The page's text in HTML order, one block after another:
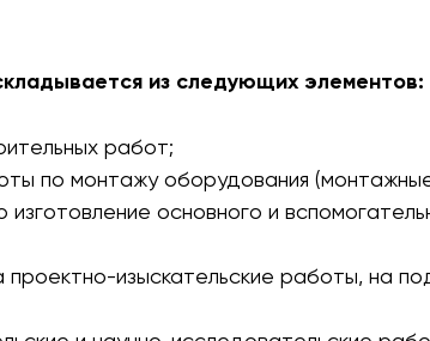
из следующих элементов:
работ;
по монтажу оборудования
основного и
изыскательские работы, на